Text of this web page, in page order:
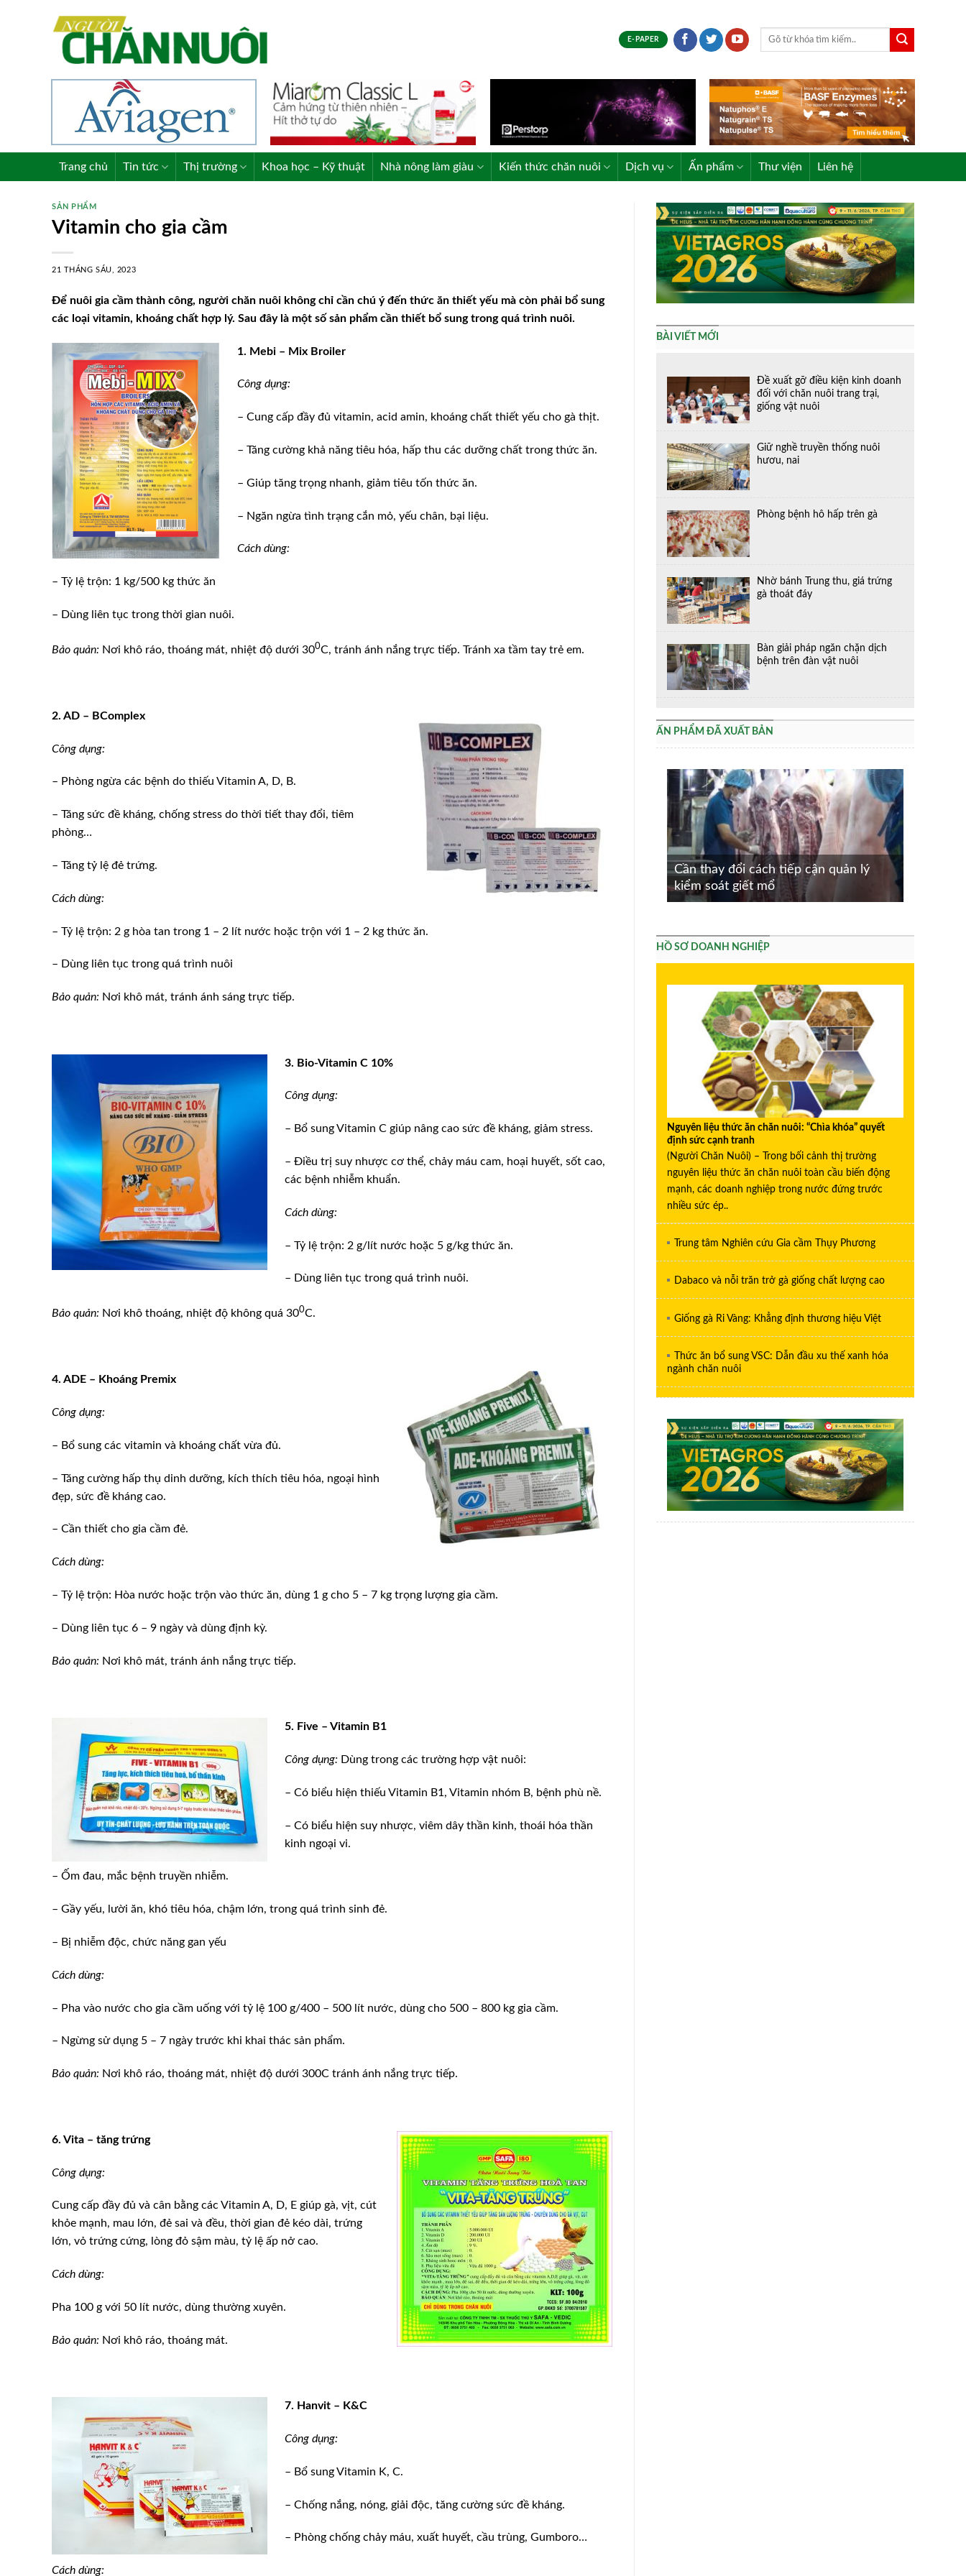
E-PAPER
Trang chủ Tin tức Thị trường Khoa học – Kỹ thuật Nhà nông làm giàu Kiến thức chăn nuôi Dịch vụ Ấn phẩm Thư viện Liên hệ
SẢN PHẨM
Vitamin cho gia cầm
21 THÁNG SÁU, 2023
Để nuôi gia cầm thành công, người chăn nuôi không chỉ cần chú ý đến thức ăn thiết yếu mà còn phải bổ sung
các loại vitamin, khoáng chất hợp lý. Sau đây là một số sản phẩm cần thiết bổ sung trong quá trình nuôi.
1. Mebi – Mix Broiler
Công dụng:
– Cung cấp đầy đủ vitamin, acid amin, khoáng chất thiết yếu cho gà thịt.
– Tăng cường khả năng tiêu hóa, hấp thu các dưỡng chất trong thức ăn.
– Giúp tăng trọng nhanh, giảm tiêu tốn thức ăn.
– Ngăn ngừa tình trạng cắn mỏ, yếu chân, bại liệu.
Cách dùng:
– Tỷ lệ trộn: 1 kg/500 kg thức ăn
– Dùng liên tục trong thời gian nuôi.
Bảo quản: Nơi khô ráo, thoáng mát, nhiệt độ dưới 300C, tránh ánh nắng trực tiếp. Tránh xa tầm tay trẻ em.
2. AD – BComplex
Công dụng:
– Phòng ngừa các bệnh do thiếu Vitamin A, D, B.
– Tăng sức đề kháng, chống stress do thời tiết thay đổi, tiêm
phòng…
– Tăng tỷ lệ đẻ trứng.
Cách dùng:
– Tỷ lệ trộn: 2 g hòa tan trong 1 – 2 lít nước hoặc trộn với 1 – 2 kg thức ăn.
– Dùng liên tục trong quá trình nuôi
Bảo quản: Nơi khô mát, tránh ánh sáng trực tiếp.
3. Bio-Vitamin C 10%
Công dụng:
– Bổ sung Vitamin C giúp nâng cao sức đề kháng, giảm stress.
– Điều trị suy nhược cơ thể, chảy máu cam, hoại huyết, sốt cao,
các bệnh nhiễm khuẩn.
Cách dùng:
– Tỷ lệ trộn: 2 g/lít nước hoặc 5 g/kg thức ăn.
– Dùng liên tục trong quá trình nuôi.
Bảo quản: Nơi khô thoáng, nhiệt độ không quá 300C.
4. ADE – Khoáng Premix
Công dụng:
– Bổ sung các vitamin và khoáng chất vừa đủ.
– Tăng cường hấp thụ dinh dưỡng, kích thích tiêu hóa, ngoại hình
đẹp, sức đề kháng cao.
– Cần thiết cho gia cầm đẻ.
Cách dùng:
– Tỷ lệ trộn: Hòa nước hoặc trộn vào thức ăn, dùng 1 g cho 5 – 7 kg trọng lượng gia cầm.
– Dùng liên tục 6 – 9 ngày và dùng định kỳ.
Bảo quản: Nơi khô mát, tránh ánh nắng trực tiếp.
5. Five – Vitamin B1
Công dụng: Dùng trong các trường hợp vật nuôi:
– Có biểu hiện thiếu Vitamin B1, Vitamin nhóm B, bệnh phù nề.
– Có biểu hiện suy nhược, viêm dây thần kinh, thoái hóa thần
kinh ngoại vi.
– Ốm đau, mắc bệnh truyền nhiễm.
– Gầy yếu, lười ăn, khó tiêu hóa, chậm lớn, trong quá trình sinh đẻ.
– Bị nhiễm độc, chức năng gan yếu
Cách dùng:
– Pha vào nước cho gia cầm uống với tỷ lệ 100 g/400 – 500 lít nước, dùng cho 500 – 800 kg gia cầm.
– Ngừng sử dụng 5 – 7 ngày trước khi khai thác sản phẩm.
Bảo quản: Nơi khô ráo, thoáng mát, nhiệt độ dưới 300C tránh ánh nắng trực tiếp.
6. Vita – tăng trứng
Công dụng:
Cung cấp đầy đủ và cân bằng các Vitamin A, D, E giúp gà, vịt, cút
khỏe mạnh, mau lớn, đẻ sai và đều, thời gian đẻ kéo dài, trứng
lớn, vỏ trứng cứng, lòng đỏ sậm màu, tỷ lệ ấp nở cao.
Cách dùng:
Pha 100 g với 50 lít nước, dùng thường xuyên.
Bảo quản: Nơi khô ráo, thoáng mát.
7. Hanvit – K&C
Công dụng:
– Bổ sung Vitamin K, C.
– Chống nắng, nóng, giải độc, tăng cường sức đề kháng.
– Phòng chống chảy máu, xuất huyết, cầu trùng, Gumboro…
Cách dùng:
BÀI VIẾT MỚI
Đề xuất gỡ điều kiện kinh doanh
đối với chăn nuôi trang trại,
giống vật nuôi
Giữ nghề truyền thống nuôi
hươu, nai
Phòng bệnh hô hấp trên gà
Nhờ bánh Trung thu, giá trứng
gà thoát đáy
Bàn giải pháp ngăn chặn dịch
bệnh trên đàn vật nuôi
ẤN PHẨM ĐÃ XUẤT BẢN
Cần thay đổi cách tiếp cận quản lý
kiểm soát giết mổ
11 tháng năm
Xu hướng ngành gà trắng Việt Nam –
Thách thức & Giải pháp
HỒ SƠ DOANH NGHIỆP
Nguyên liệu thức ăn chăn nuôi: “Chìa khóa” quyết
định sức cạnh tranh
(Người Chăn Nuôi) – Trong bối cảnh thị trường
nguyên liệu thức ăn chăn nuôi toàn cầu biến động
mạnh, các doanh nghiệp trong nước đứng trước
nhiều sức ép..
Trung tâm Nghiên cứu Gia cầm Thụy Phương
Dabaco và nỗi trăn trở gà giống chất lượng cao
Giống gà Ri Vàng: Khẳng định thương hiệu Việt
Thức ăn bổ sung VSC: Dẫn đầu xu thế xanh hóa
ngành chăn nuôi